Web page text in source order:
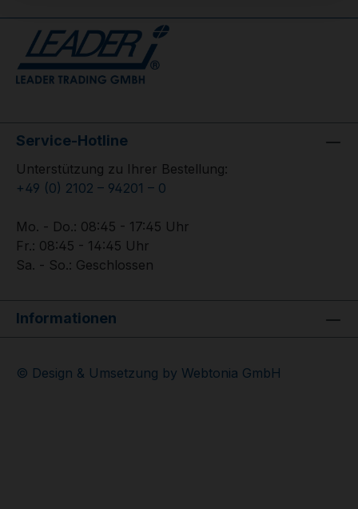
Service-Hotline
Unterstützung zu Ihrer Bestellung:
+49 (0) 2102 – 94201 – 0
Mo. - Do.: 08:45 - 17:45 Uhr
Fr.: 08:45 - 14:45 Uhr
Sa. - So.: Geschlossen
Informationen
© Design & Umsetzung by Webtonia GmbH